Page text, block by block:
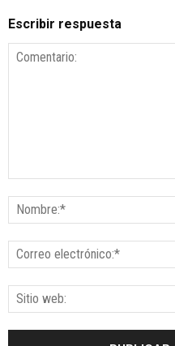
Escribir respuesta